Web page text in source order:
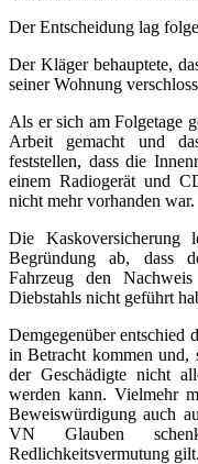
Der Entscheidung lag
Der Kläger behauptete,
seiner Wohnung
Als er sich am Folgetage
Arbeit gemacht und
feststellen, dass die
einem Radiogerät und
nicht mehr vorhanden war.
Die Kaskoversicherung
Begründung ab, dass
Fahrzeug den Nachweis
Diebstahls nicht geführt
Demgegenüber entschied
in Betracht kommen und,
der Geschädigte nicht
werden kann. Vielmehr
Beweiswürdigung auch
VN Glauben
Redlichkeitsvermutung gilt.